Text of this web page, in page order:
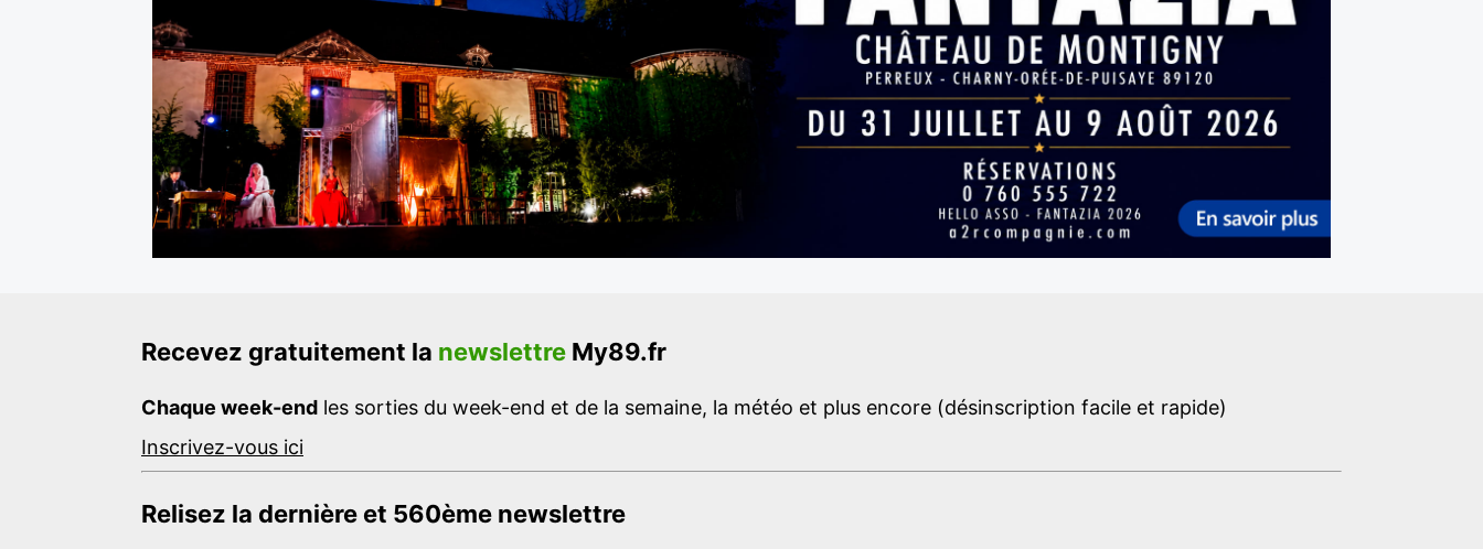
Recevez gratuitement la newslettre My89.fr
Chaque week-end les sorties du week-end et de la semaine, la météo et plus encore (désinscription facile et rapide)
Inscrivez-vous ici
Relisez la dernière et 560ème newslettre